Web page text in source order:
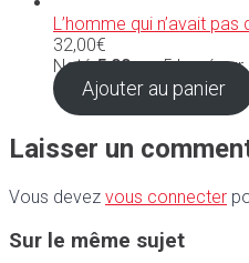
L’homme qui n’avait
32,00€
Noté5.00sur 5 basé sur
Ajouter au panier
Laisser un
Vous devez vous connecter
Sur le même sujet